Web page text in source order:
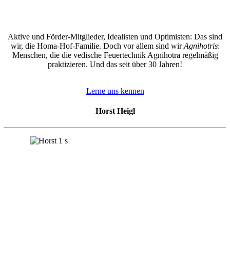
Aktive und Förder-Mitglieder, Idealisten und Optimisten: Das sind
wir, die Homa-Hof-Familie. Doch vor allem sind wirAgnihotris:
Menschen, die die vedische Feuertechnik Agnihotra regelmäßig
praktizieren. Und das seit über 30 Jahren!
Lerne uns kennen
Horst Heigl